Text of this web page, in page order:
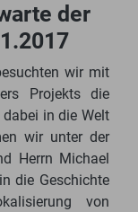
der
wir mit
Projekts die
in die Welt
wir unter der
Herrn Michael
die Geschichte
von